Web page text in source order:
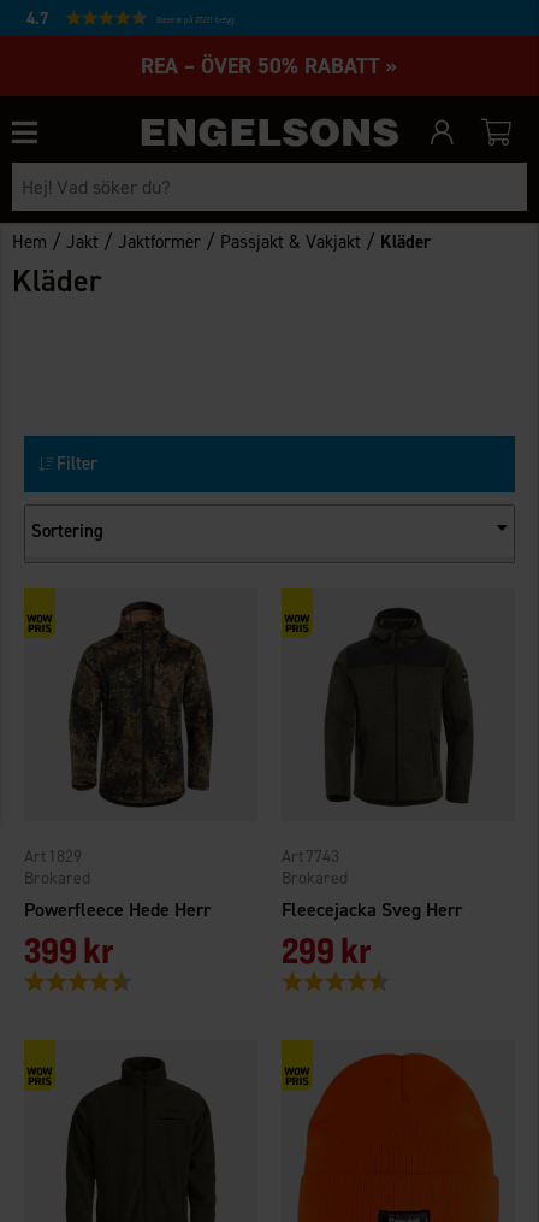
4.7 Baserat på 27231 betyg
REA – ÖVER 50% RABATT »
Hem /Jakt /Jaktformer / Passjakt & Vakjakt / Kläder
Kläder
Filter
Sortering
Powerfleece Hede Herr
Brokared
1829
399 kr
Betyg:
Fleecejacka Sveg Herr
Brokared
7743
299 kr
Betyg: